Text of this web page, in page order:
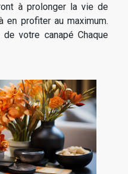
à prolonger la vie de
en profiter au maximum.
votre canapé Chaque